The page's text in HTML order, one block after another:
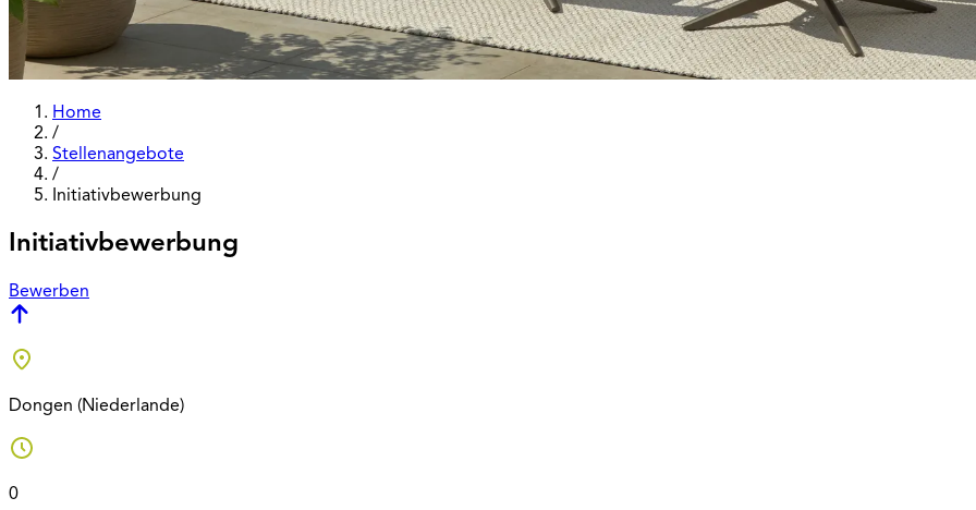
Home
/
Stellenangebote
/
Initiativbewerbung
Initiativbewerbung
Bewerben
Dongen (Niederlande)
0